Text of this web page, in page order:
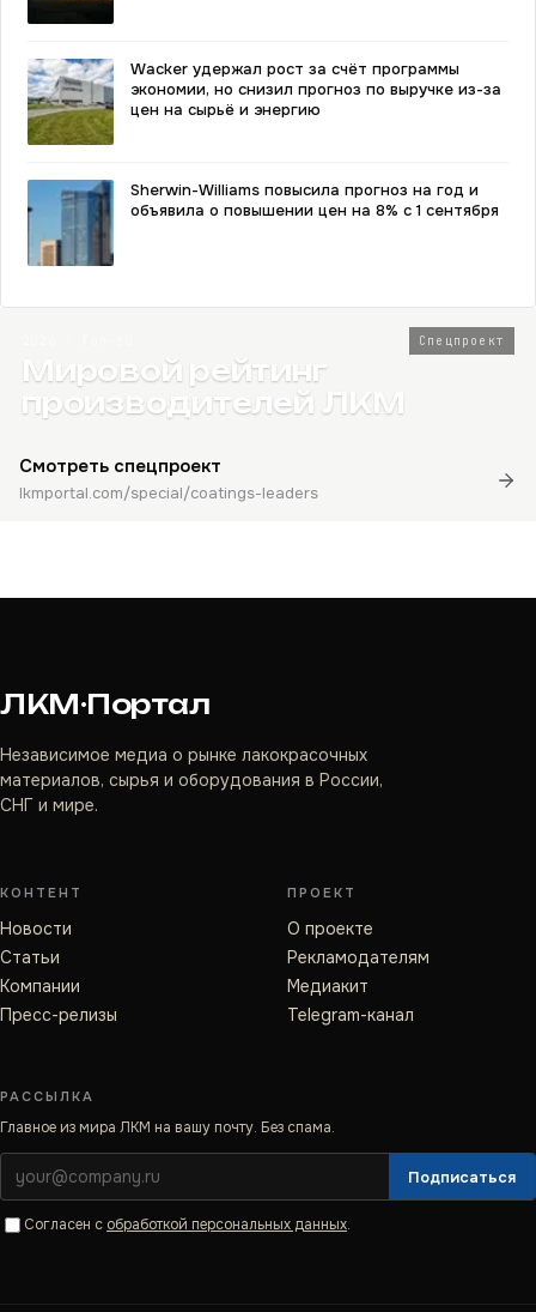
Wacker удержал рост за счёт программы
экономии, но снизил прогноз по выручке из-за
цен на сырьё и энергию
Sherwin-Williams повысила прогноз на год и
объявила о повышении цен на 8% с 1 сентября
Спецпроект
Мировой рейтинг
производителей ЛКМ
Смотреть спецпроект
lkmportal.com/special/coatings-leaders
ЛКМ·Портал
Независимое медиа о рынке лакокрасочных
материалов, сырья и оборудования в России,
СНГ и мире.
КОНТЕНТ
Новости
Статьи
Компании
Пресс-релизы
ПРОЕКТ
О проекте
Рекламодателям
Медиакит
Telegram-канал
РАССЫЛКА
Главное из мира ЛКМ на вашу почту. Без спама.
Подписаться
Согласен с обработкой персональных данных.